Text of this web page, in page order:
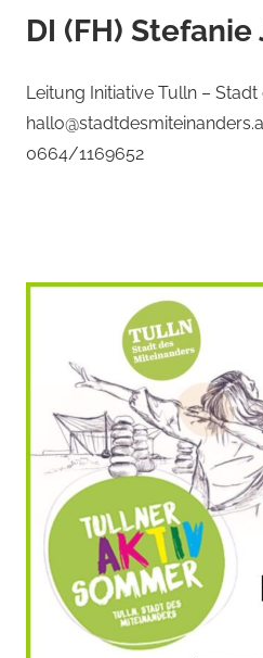
DI (FH) Stefanie
Leitung Initiative Tulln –
0664/1169652